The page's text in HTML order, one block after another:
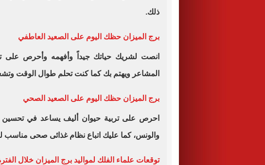
ذلك.
برج الميزان حظك اليوم على الصعيد العاطفي
انصت لشريك حياتك جيداً وأفهمه وأحرص على
المشاعر ويهتم بك كما كنت تحلم طوال الوقت
برج الميزان حظك اليوم على الصعيد الصحي
احرص على تربية حيوان أليف يساعد في تحسين
والونس، كما عليك اتباع نظام غذائى صحى مناسب
توقعات علماء الفلك لمواليد برج الميزان خلال